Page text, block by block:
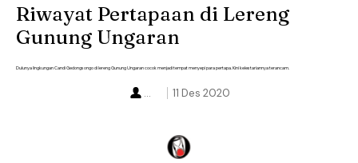
Riwayat Pertapaan di Lereng
Gunung Ungaran
Dulunya lingkungan Candi Gedongsongo di lereng Gunung Ungaran cocok menjadi tempat menyepi para pertapa. Kini kelestariannya terancam.
11 Des 2020
...